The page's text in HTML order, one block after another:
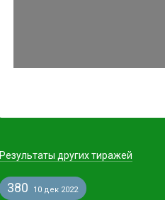
Результаты других тиражей
380 10 дек 2022